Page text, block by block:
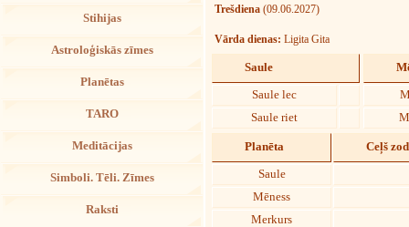
Stihijas
Astroloģiskās zīmes
Planētas
TARO
Meditācijas
Simboli. Tēli. Zīmes
Raksti
Trešdiena (09.06.2027)
Vārda dienas: Ligita Gita
Saule
Saule lec
Saule riet
Planēta Ceļš
Saule
Mēness
Merkurs